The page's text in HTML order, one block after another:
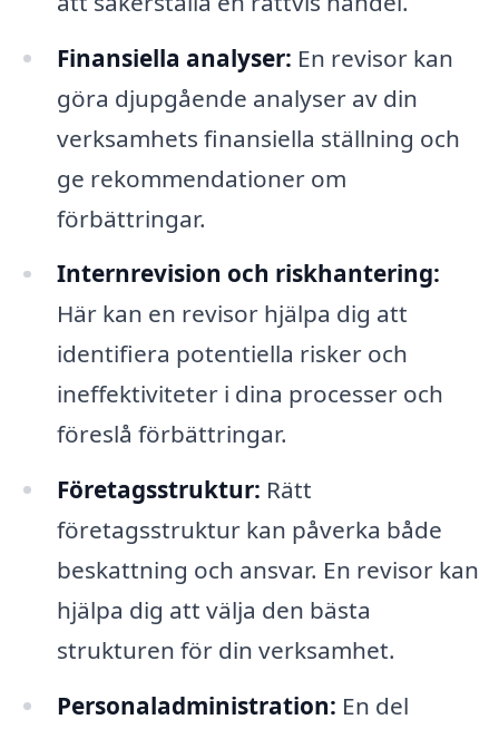
Finansiella analyser: En revisor kan
göra djupgående analyser av din
verksamhets finansiella ställning och
ge rekommendationer om
förbättringar.
Internrevision och riskhantering:
Här kan en revisor hjälpa dig att
identifiera potentiella risker och
ineffektiviteter i dina processer och
föreslå förbättringar.
Företagsstruktur: Rätt
företagsstruktur kan påverka både
beskattning och ansvar. En revisor kan
hjälpa dig att välja den bästa
strukturen för din verksamhet.
Personaladministration: En del